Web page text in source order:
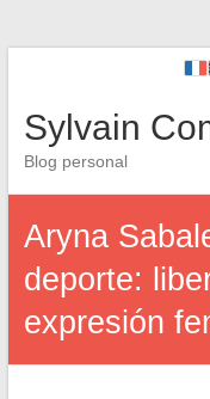
Sylvain
Blog personal
Aryna
deporte:
expresión